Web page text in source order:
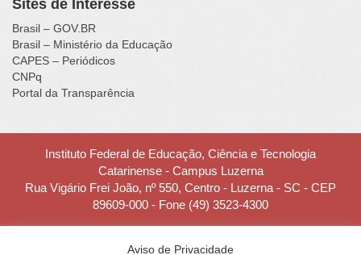
Sites de Interesse
Brasil – GOV.BR
Brasil – Ministério da Educação
CAPES – Periódicos
CNPq
Portal da Transparência
Instituto Federal de Educação, Ciência e Tecnologia
Catarinense - Campus Luzerna
Rua Vigário Frei João, nº 550, Centro - Luzerna - SC - CEP
89609-000 - Fone (49) 3523-4300
Aviso de Privacidade